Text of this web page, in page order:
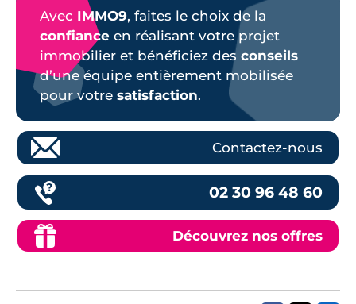
Avec IMMO9, faites le choix de la
confiance en réalisant votre projet
immobilier et bénéficiez des conseils
d’une équipe entièrement mobilisée
pour votre satisfaction.
Contactez-nous
02 30 96 48 60
Découvrez nos offres